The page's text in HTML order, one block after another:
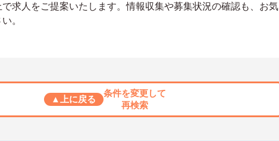
で求人をご提案いたします。情報収集や募集状況の確認も、お気
。
▲上に戻る
条件を変更して
再検索